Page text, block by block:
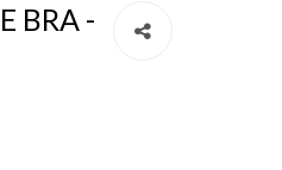
BRA -